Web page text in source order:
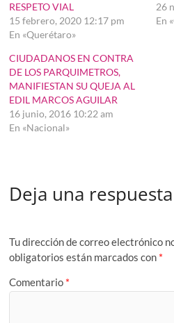
RESPETO VIAL
15 febrero, 2020 12:17 pm
En «Querétaro»
26
En
CIUDADANOS EN CONTRA
DE LOS PARQUIMETROS,
MANIFIESTAN SU QUEJA AL
EDIL MARCOS AGUILAR
16 junio, 2016 10:22 am
En «Nacional»
Deja una respuesta
Tu dirección de correo electrónico
obligatorios están marcados con *
Comentario *